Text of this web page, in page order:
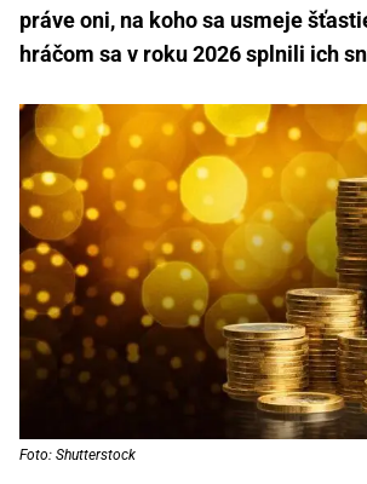
práve oni, na koho sa usmeje
hráčom sa v roku 2026 splnili ich
Foto: Shutterstock